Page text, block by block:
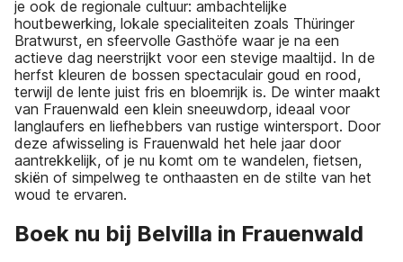
je ook de regionale cultuur: ambachtelijke
houtbewerking, lokale specialiteiten zoals Thüringer
Bratwurst, en sfeervolle Gasthöfe waar je na een
actieve dag neerstrijkt voor een stevige maaltijd. In de
herfst kleuren de bossen spectaculair goud en rood,
terwijl de lente juist fris en bloemrijk is. De winter maakt
van Frauenwald een klein sneeuwdorp, ideaal voor
langlaufers en liefhebbers van rustige wintersport. Door
deze afwisseling is Frauenwald het hele jaar door
aantrekkelijk, of je nu komt om te wandelen, fietsen,
skiën of simpelweg te onthaasten en de stilte van het
woud te ervaren.
Boek nu bij Belvilla in Frauenwald